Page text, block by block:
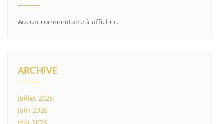
Aucun commentaire à afficher.
ARCHIVE
juillet 2026
juin 2026